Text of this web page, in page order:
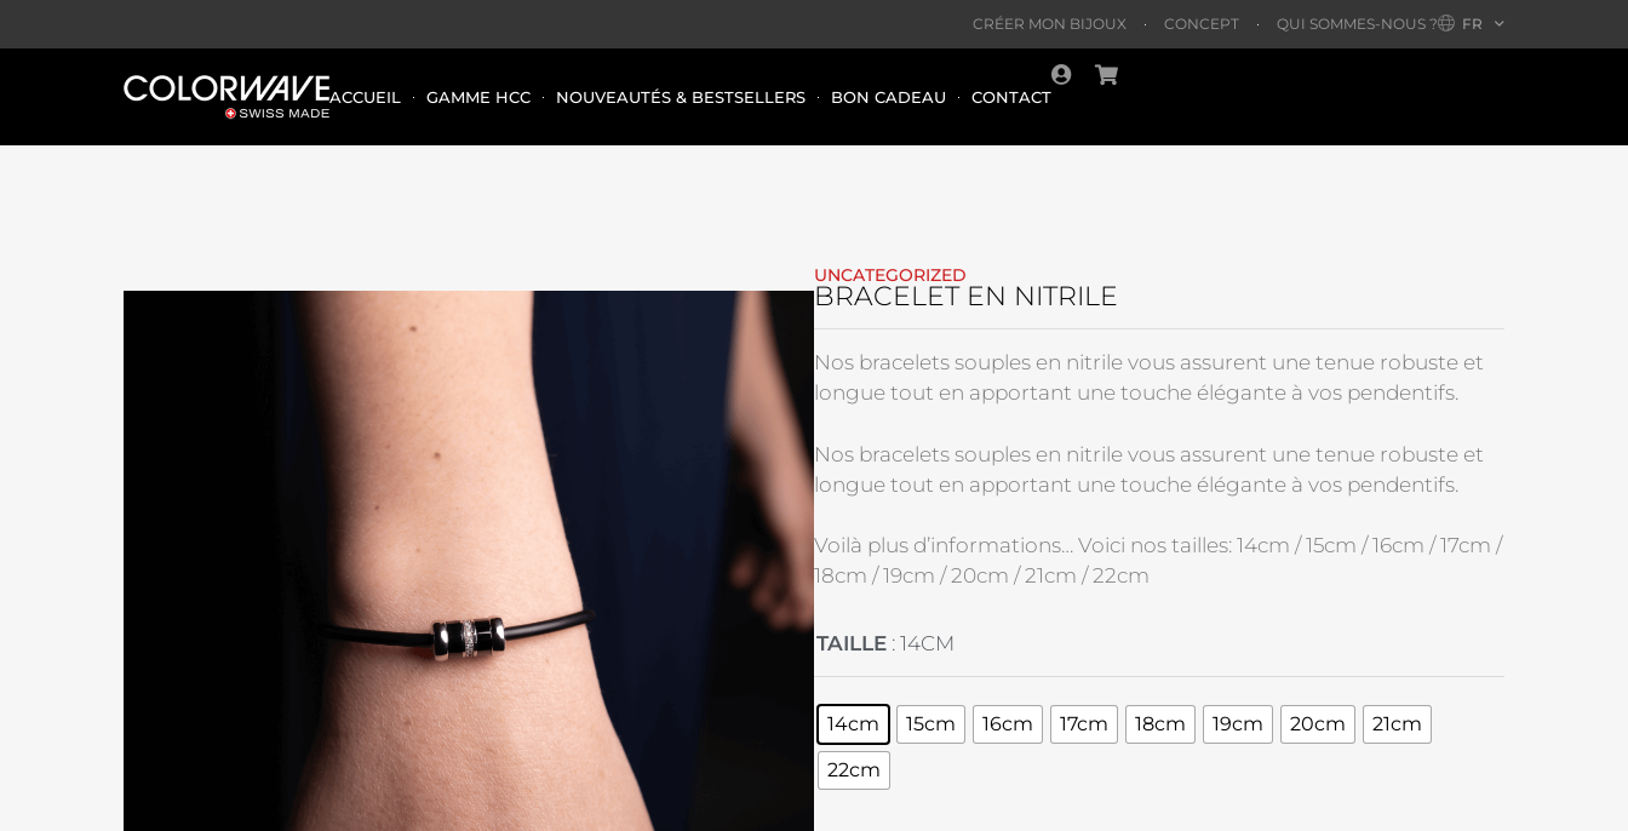
CRÉER MON BIJOUX CONCEPT QUI SOMMES-NOUS ? FR
ACCUEIL GAMME HCC NOUVEAUTÉS & BESTSELLERS BON CADEAU CONTACT
UNCATEGORIZED
BRACELET EN NITRILE
Nos bracelets souples en nitrile vous assurent une tenue robuste et
longue tout en apportant une touche élégante à vos pendentifs.
Nos bracelets souples en nitrile vous assurent une tenue robuste et
longue tout en apportant une touche élégante à vos pendentifs.
Voilà plus d’informations… Voici nos tailles: 14cm / 15cm / 16cm / 17cm /
18cm / 19cm / 20cm / 21cm / 22cm
TAILLE : 14CM
14cm 15cm 16cm 17cm 18cm 19cm 20cm
21cm
22cm